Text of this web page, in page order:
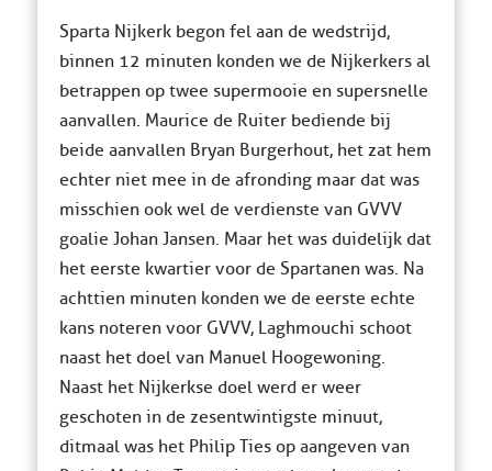
Sparta Nijkerk begon fel aan de wedstrijd,
binnen 12 minuten konden we de Nijkerkers al
betrappen op twee supermooie en supersnelle
aanvallen. Maurice de Ruiter bediende bij
beide aanvallen Bryan Burgerhout, het zat hem
echter niet mee in de afronding maar dat was
misschien ook wel de verdienste van GVVV
goalie Johan Jansen. Maar het was duidelijk dat
het eerste kwartier voor de Spartanen was. Na
achttien minuten konden we de eerste echte
kans noteren voor GVVV, Laghmouchi schoot
naast het doel van Manuel Hoogewoning.
Naast het Nijkerkse doel werd er weer
geschoten in de zesentwintigste minuut,
ditmaal was het Philip Ties op aangeven van